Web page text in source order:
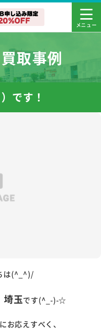
取事例
です！
は(^_^)/
玉です(^_-)-☆
お応えすべく、